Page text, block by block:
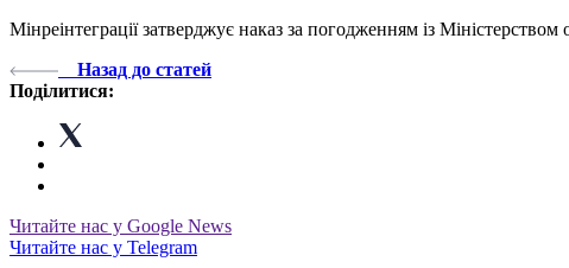
Мінреінтеграції затверджує наказ за погодженням із
Назад до статей
Поділитися:
Читайте нас у Google News
Читайте нас у Telegram